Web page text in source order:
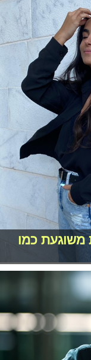
משוגעת כמו